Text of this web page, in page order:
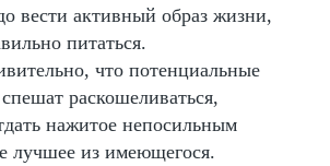
вести активный образ жизни,
питаться.
что потенциальные
раскошеливаться,
нажитое непосильным
лучшее из имеющегося.